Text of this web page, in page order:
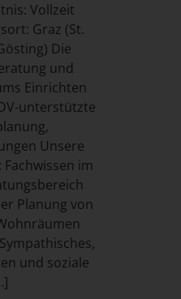
Vollzeit
Graz (St.
Die
und
Einrichten
unterstützte
Unsere
im
Planung von
und soziale